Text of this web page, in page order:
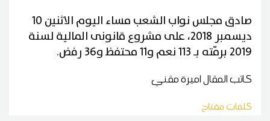
صادق مجلس نواب الشعب مساء اليوم الاثنين 10
ديسمبر 2018، على مشروع قانونى المالية لسنة
2019 برمّته بـ 113 نعم و11 محتفظ و36 رفض
.
كاتب المقالاميرة مقني
كلمات مفتاح